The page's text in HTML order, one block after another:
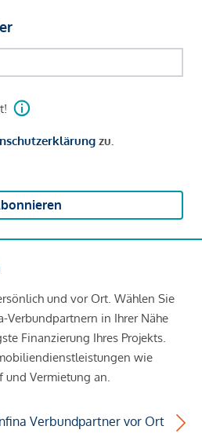
zu.
und vor Ort. Wählen Sie
Verbundpartnern in Ihrer Nähe
Finanzierung Ihres Projekts.
wie
und Vermietung an.
Verbundpartner vor Ort